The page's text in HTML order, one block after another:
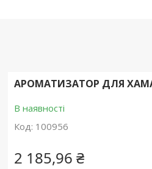
АРОМАТИЗАТОР ДЛЯ
В наявності
Код: 100956
2 185,96 ₴